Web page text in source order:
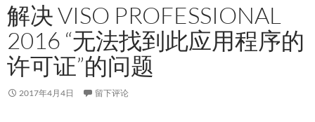
解决 VISO PROFESSIONAL
2016 “无法找到此应用程序的
许可证”的问题
2017年4月4日 留下评论